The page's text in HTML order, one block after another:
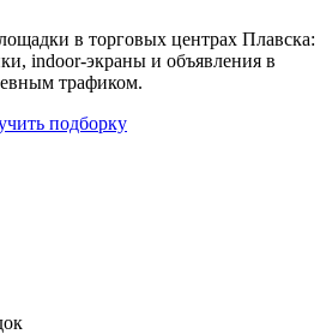
в торговых центрах Плавска:
indoor-экраны и объявления в
трафиком.
подборку